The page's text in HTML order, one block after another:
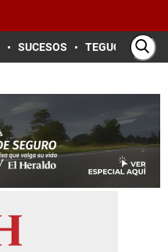
SUCESOS TEGUCIGALPA